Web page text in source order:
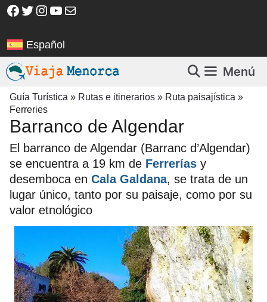
Saltar
Facebook
Twitter
Instagram
YouTube
Correo electrónico
Español
Menú
Guía Turística » Rutas e itinerarios » Ruta paisajística »
Ferreries
Barranco de Algendar
El barranco de Algendar (Barranc d’Algendar)
se encuentra a 19 km de Ferrerías y
desemboca en Cala Galdana, se trata de un
lugar único, tanto por su paisaje, como por su
valor etnológico